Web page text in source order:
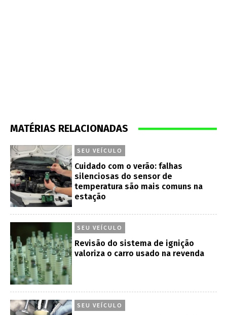
MATÉRIAS RELACIONADAS
SEU VEÍCULO
Cuidado com o verão: falhas
silenciosas do sensor de
temperatura são mais comuns na
estação
SEU VEÍCULO
Revisão do sistema de ignição
valoriza o carro usado na revenda
SEU VEÍCULO